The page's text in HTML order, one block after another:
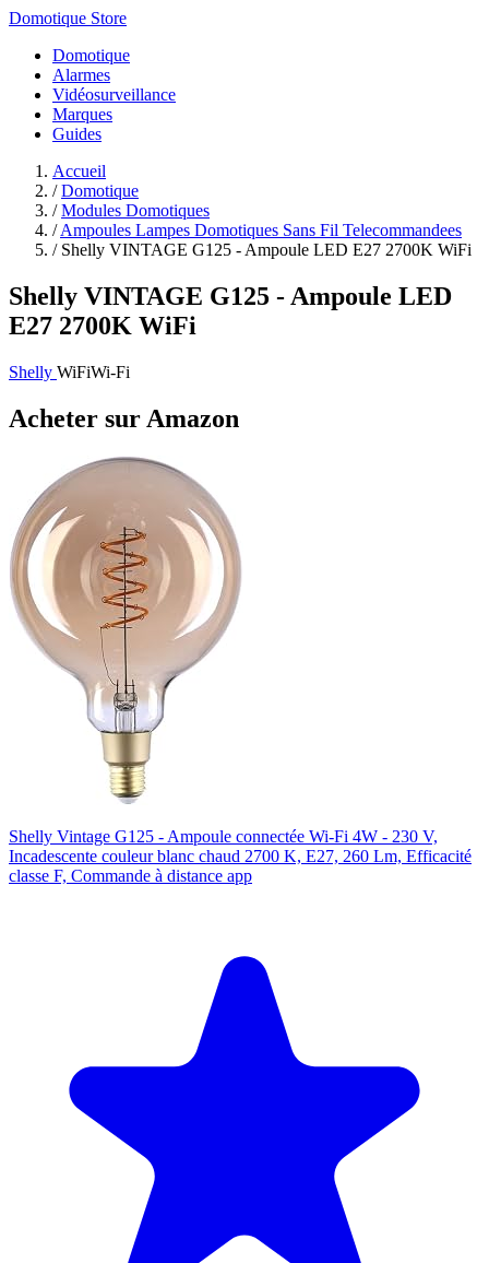
Domotique Store
Domotique
Alarmes
Vidéosurveillance
Marques
Guides
Accueil
/ Domotique
/ Modules Domotiques
/ Ampoules Lampes Domotiques Sans Fil Telecommandees
/ Shelly VINTAGE G125 - Ampoule LED E27 2700K WiFi
Shelly VINTAGE G125 - Ampoule LED
E27 2700K WiFi
Shelly WiFiWi-Fi
Acheter sur Amazon
Shelly Vintage G125 - Ampoule connectée Wi-Fi 4W - 230 V,
Incadescente couleur blanc chaud 2700 K, E27, 260 Lm, Efficacité
classe F, Commande à distance app